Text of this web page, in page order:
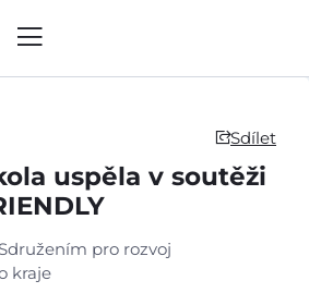
Sdílet
uspěla v soutěži
pro rozvoj
kraje